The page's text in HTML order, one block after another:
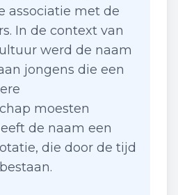
associatie met de
In de context van
werd de naam
jongens die een
moesten
de naam een
die door de tijd